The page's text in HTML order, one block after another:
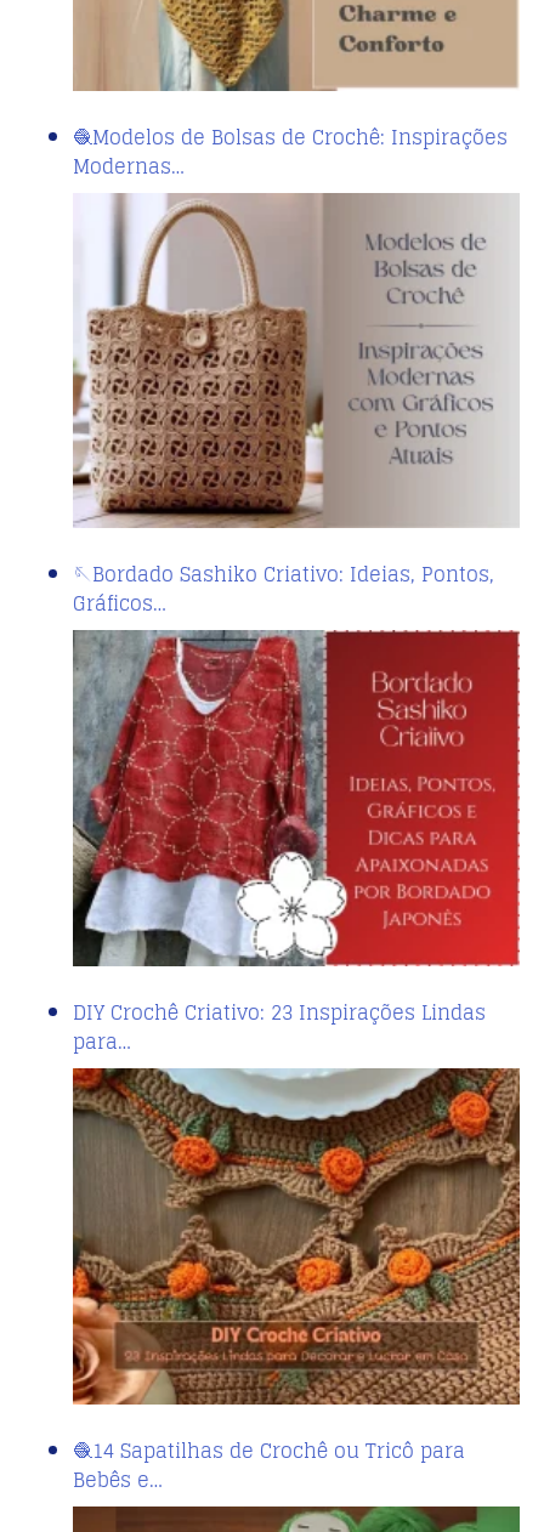
🧶Modelos de Bolsas de Crochê: Inspirações
Modernas…
🪡Bordado Sashiko Criativo: Ideias, Pontos,
Gráficos…
DIY Crochê Criativo: 23 Inspirações Lindas
para…
🧶14 Sapatilhas de Crochê ou Tricô para
Bebês e…